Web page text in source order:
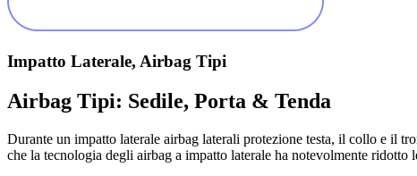
Impatto Laterale, Airbag Tipi
Airbag Tipi: Sedile, Porta & Tenda
Durante un impatto laterale airbag laterali protezione testa, il collo e il
che la tecnologia degli airbag a impatto laterale ha notevolmente ridotto